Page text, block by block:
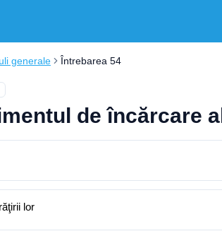
generale Întrebarea 54
de încărcare
lor